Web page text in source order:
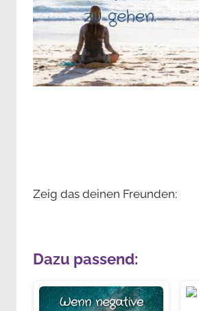
Zeig das deinen Freunden:
Dazu passend: